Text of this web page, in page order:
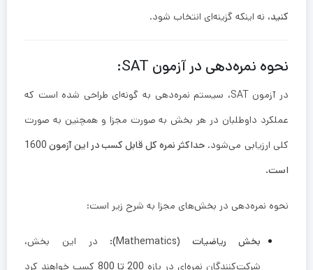
کنید، نه اینکه گزینه‌ای انتخاب شود.
نحوه نمره‌دهی در آزمون SAT:
در آزمون SAT، سیستم نمره‌دهی به گونه‌ای طراحی شده است که
عملکرد داوطلبان در هر بخش به صورت مجزا و همچنین به صورت
کلی ارزیابی می‌شود.
حداکثر نمره کل قابل کسب در این آزمون 1600
است.
نحوه نمره‌دهی در بخش‌های مجزا به شرح زیر است:
بخش ریاضیات (Mathematics):
در این بخش،
شرکت‌کنندگان نمره‌ای در بازه 200 تا 800 کسب خواهند کرد